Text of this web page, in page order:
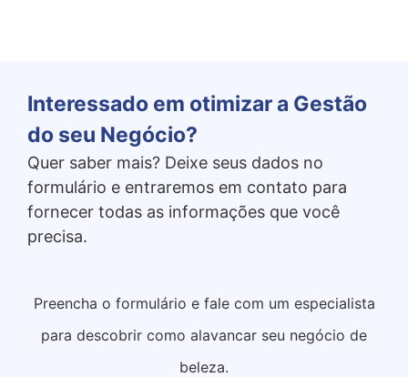
Interessado em otimizar a Gestão
do seu Negócio?
Quer saber mais? Deixe seus dados no
formulário e entraremos em contato para
fornecer todas as informações que você
precisa.
Preencha o formulário e fale com um especialista
para descobrir como alavancar seu negócio de
beleza.